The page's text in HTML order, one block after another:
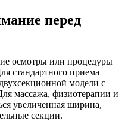
перед
осмотры или процедуры
стандартного приема
модели с
массажа, физиотерапии и
увеличенная ширина,
секции.